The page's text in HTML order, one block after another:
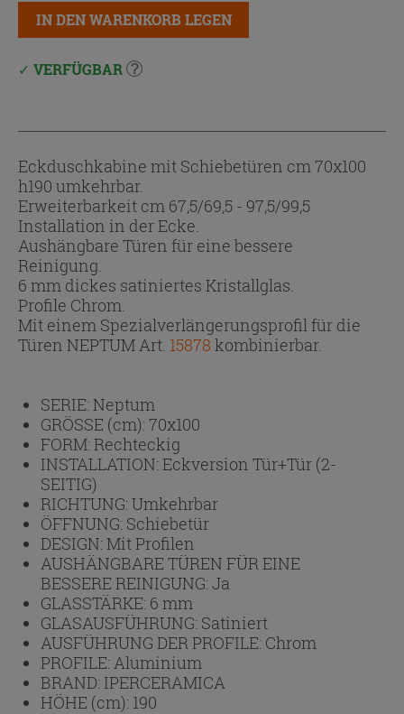
IN DEN WARENKORB LEGEN
VERFÜGBAR
Eckduschkabine mit Schiebetüren cm 70x100
h190 umkehrbar.
Erweiterbarkeit cm 67,5/69,5 - 97,5/99,5
Installation in der Ecke.
Aushängbare Türen für eine bessere
Reinigung.
6 mm dickes satiniertes Kristallglas.
Profile Chrom.
Mit einem Spezialverlängerungsprofil für die
Türen NEPTUM Art. 15878 kombinierbar.
SERIE:Neptum
GRÖSSE (cm):70x100
FORM:Rechteckig
INSTALLATION:Eckversion Tür+Tür (2-
SEITIG)
RICHTUNG:Umkehrbar
ÖFFNUNG: Schiebetür
DESIGN:Mit Profilen
AUSHÄNGBARE TÜREN FÜR EINE
BESSERE REINIGUNG:Ja
GLASSTÄRKE: 6 mm
GLASAUSFÜHRUNG: Satiniert
AUSFÜHRUNG DER PROFILE: Chrom
PROFILE: Aluminium
BRAND: IPERCERAMICA
HÖHE (cm): 190